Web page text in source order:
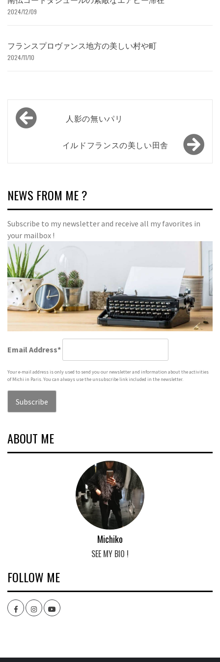
2024/12/09
フランスプロヴァンス地方の美しい村や町
2024/11/10
投
稿
ー
シ
ョ
ン
人影の無いパリ
イルドフランスの美しい田舎
NEWS FROM ME ?
Subscribe to my newsletter and receive all my favorites in
your mailbox !
Email Address*
Your e-mail address is only used to send you our newsletter and information about the activities
of Michi in Paris. You can always use the unsubscribe link included in the newsletter.
ABOUT ME
Michiko
SEE MY BIO !
FOLLOW ME
FacebookInstagramyoutube